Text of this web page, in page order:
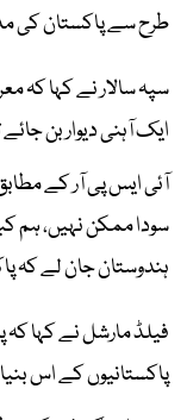
طرح سے پاکستان کی
سپہ سالار نے کہا کہ
ایک آہنی دیوار بن
آئی ایس پی آر کے
سودا ممکن نہیں، ہم
ہندوستان جان لے کہ
پاکستانیوں کے اس